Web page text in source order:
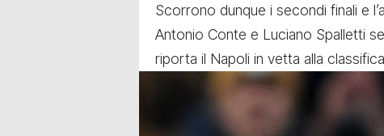
Scorrono dunque i secondi finali e
Antonio Conte e Luciano Spalletti
riporta il Napoli in vetta alla